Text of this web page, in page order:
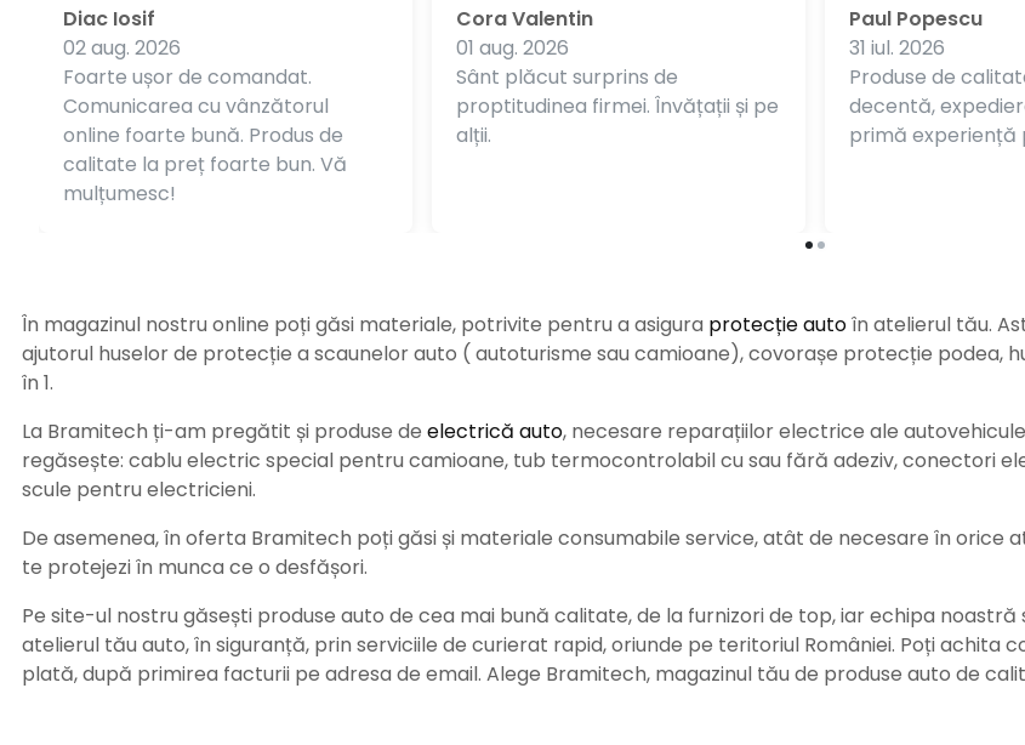
Foarte ușor de comandat.
Comunicarea cu vânzătorul
online foarte bună. Produs de
calitate la preț foarte bun. Vă
mulțumesc!
Diac Iosif
02 aug. 2026
Sânt plăcut surprins de
proptitudinea firmei. Învățații și pe
alții.
Cora Valentin
01 aug. 2026
Produse de
decentă,
primă experiență
Paul Popescu
31 iul. 2026
În magazinul nostru online poți găsi materiale, potrivite pentru a asigura protecție autoîn atelierul tău.
ajutorul huselor de protecție a scaunelor auto ( autoturisme sau camioane), covorașe protecție podea,
în 1.
La Bramitech ți-am pregătit și produse de electrică auto, necesare reparațiilor electrice ale
regăsește: cablu electric special pentru camioane, tub termocontrolabil cu sau fără adeziv, conectori
scule pentru electricieni.
De asemenea, în oferta Bramitech poți găsi și materiale consumabile service, atât de necesare în orice
te protejezi în munca ce o desfășori.
Pe site-ul nostru găsești produse auto de cea mai bună calitate, de la furnizori de top, iar echipa
atelierul tău auto, în siguranță, prin serviciile de curierat rapid, oriunde pe teritoriul României. Poți achita
plată, după primirea facturii pe adresa de email. Alege Bramitech, magazinul tău de produse auto de